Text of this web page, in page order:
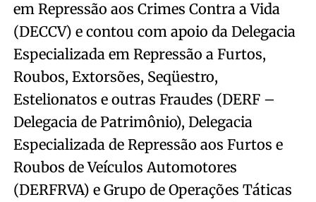
em Repressão aos Crimes Contra a Vida
(DECCV) e contou com apoio da Delegacia
Especializada em Repressão a Furtos,
Roubos, Extorsões, Seqüestro,
Estelionatos e outras Fraudes (DERF –
Delegacia de Patrimônio), Delegacia
Especializada de Repressão aos Furtos e
Roubos de Veículos Automotores
(DERFRVA) e Grupo de Operações Táticas